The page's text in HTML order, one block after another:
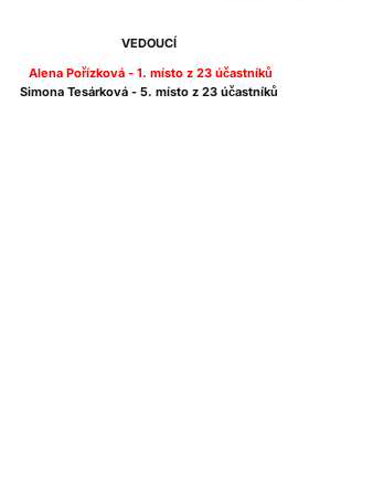
VEDOUCÍ
Alena Pořízková - 1. místo z 23 účastníků
Simona Tesárková - 5. místo z 23 účastníků